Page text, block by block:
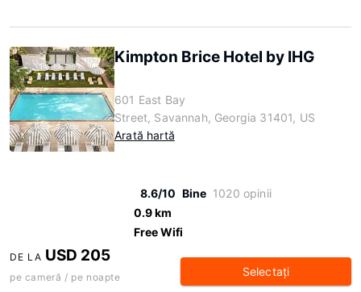
Kimpton Brice Hotel by IHG
601 East Bay
Street, Savannah, Georgia 31401, US
Arată hartă
8.6/10 Bine 1020 opinii
0.9 km
Free Wifi
DE LA USD 205
pe cameră / pe noapte Selectaţi